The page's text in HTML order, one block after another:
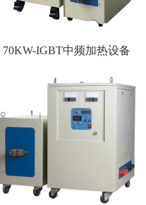
70KW-IGBT中频加热设备